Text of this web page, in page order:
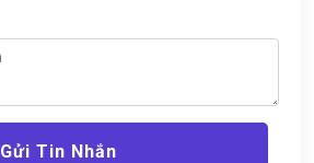
Gửi Tin Nhắn